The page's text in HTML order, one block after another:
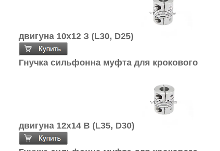
двигуна 10х12 З (L30, D25)
Гнучка сильфонна муфта для крокового
двигуна 12х14 В (L35, D30)